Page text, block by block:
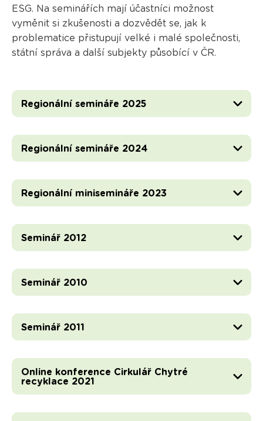
ESG. Na seminářích mají účastníci možnost
vyměnit si zkušenosti a dozvědět se, jak k
problematice přistupují velké i malé společnosti,
státní správa a další subjekty působící v ČR.
Regionální semináře 2025
Regionální semináře 2024
Regionální minisemináře 2023
Seminář 2012
Seminář 2010
Seminář 2011
Online konference Cirkulář Chytré
recyklace 2021